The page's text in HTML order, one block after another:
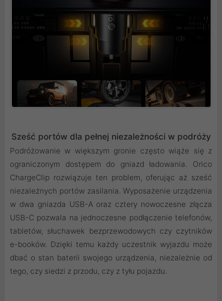
Sześć portów dla pełnej niezależności w podróży
Podróżowanie w większym gronie często wiąże się z
ograniczonym dostępem do gniazd ładowania. Orico
ChargeClip rozwiązuje ten problem, oferując aż sześć
niezależnych portów zasilania. Wyposażenie urządzenia
w dwa gniazda USB-A oraz cztery nowoczesne złącza
USB-C pozwala na jednoczesne podłączenie telefonów,
tabletów, słuchawek bezprzewodowych czy czytników
e-booków. Dzięki temu każdy uczestnik wyjazdu może
dbać o stan baterii swojego urządzenia, niezależnie od
tego, czy siedzi z przodu, czy z tyłu pojazdu.